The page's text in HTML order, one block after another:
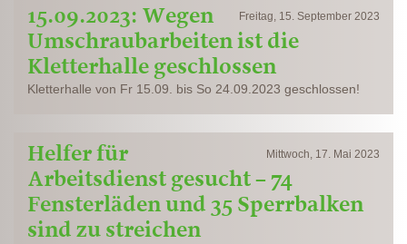
Freitag, 15. September 2023
15.09.2023: Wegen
Umschraubarbeiten ist die
Kletterhalle geschlossen
Kletterhalle von Fr 15.09. bis So 24.09.2023 geschlossen!
Mittwoch, 17. Mai 2023
Helfer für
Arbeitsdienst gesucht – 74
Fensterläden und 35 Sperrbalken
sind zu streichen